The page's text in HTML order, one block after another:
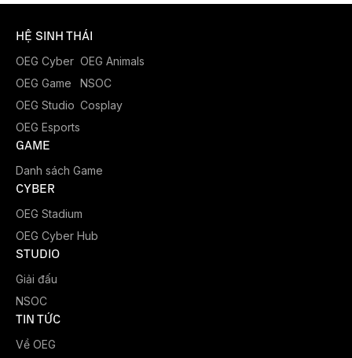
HỆ SINH THÁI
OEG Cyber
OEG Game
OEG Studio
OEG Esports
OEG Animals
NSOC
Cosplay
GAME
Danh sách Game
CYBER
OEG Stadium
OEG Cyber Hub
STUDIO
Giải đấu
NSOC
TIN TỨC
Về OEG